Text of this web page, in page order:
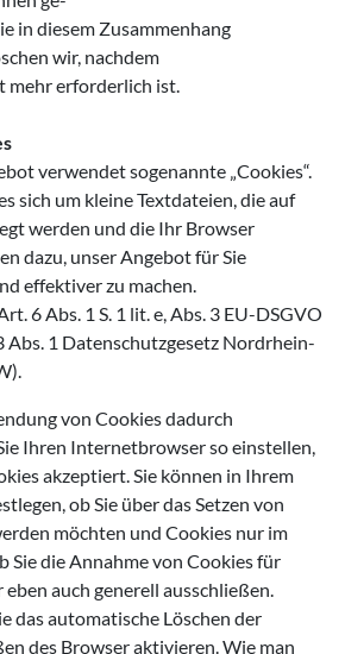
in diesem Zusammenhang
wir, nachdem
mehr erforderlich ist.
verwendet sogenannte „Cookies“.
sich um kleine Textdateien, die auf
werden und die Ihr Browser
dazu, unser Angebot für Sie
effektiver zu machen.
6 Abs. 1 S. 1 lit. e, Abs. 3 EU-DSGVO
Abs. 1 Datenschutzgesetz Nordrhein-
von Cookies dadurch
Ihren Internetbrowser so einstellen,
akzeptiert. Sie können in Ihrem
ob Sie über das Setzen von
möchten und Cookies nur im
Sie die Annahme von Cookies für
auch generell ausschließen.
das automatische Löschen der
des Browser aktivieren. Wie man